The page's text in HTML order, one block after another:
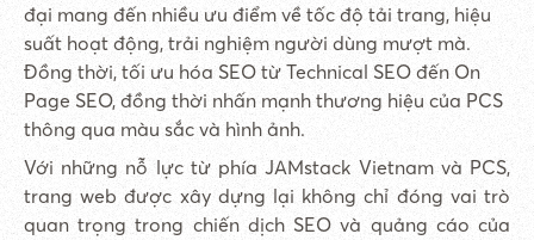
đại mang đến nhiều ưu điểm về tốc độ tải trang, hiệu
suất hoạt động, trải nghiệm người dùng mượt mà.
Đồng thời, tối ưu hóa SEO từ Technical SEO đến On
Page SEO, đồng thời nhấn mạnh thương hiệu của PCS
thông qua màu sắc và hình ảnh.
Với những nỗ lực từ phía JAMstack Vietnam và PCS,
trang web được xây dựng lại không chỉ đóng vai trò
quan trọng trong chiến dịch SEO và quảng cáo của